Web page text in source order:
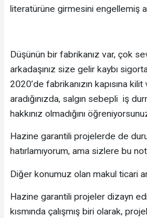
literatürüne girmesini engellemiş
Düşünün bir fabrikanız var, çok
arkadaşınız size gelir kaybı
2020’de fabrikanızın kapısına kilit
aradığınızda, salgın sebepli iş
hakkınız olmadığını
Hazine garantili projelerde de
hatırlamıyorum, ama sizlere bu
Diğer konumuz olan makul ticari
Hazine garantili projeler dizayn
kısmında çalışmış biri olarak,